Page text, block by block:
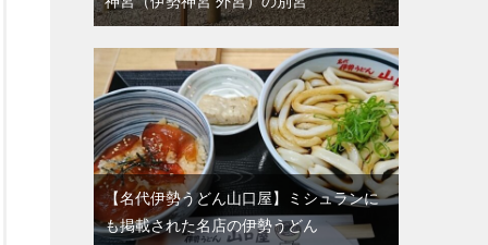
【名代伊勢うどん山口屋】ミシュランに
も掲載された名店の伊勢うどん